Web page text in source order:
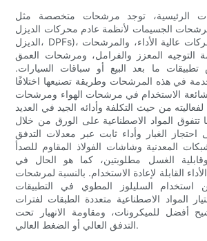
الرئيسية، توجد مرشحات متخصصة مثل
الجسيمات لأنظمة عادم محركات الديزل (مرشحات جسيمات
الديزل، DPFs)، والترشيح الثانوي للمحركات عالية الأداء، والمرشحات
التوجيه المعزز والفرامل، ومرشحات العمق
ما بعد البيع أو سباقات السيارات.
في هذه المرشحات وطريقة تصنيعها اختلافًا
شائعة الاستخدام في مرشحات الهواء ومرشحات
من حيث التكلفة وأدائه الجيد في العديد
تتفوق المواد الاصطناعية على الورق من خلال
الغبار وأداء ثابت عبر معدلات التدفق
المعدنية وشاشات الفولاذ المقاوم للصدأ
وقابلية الغسل مطلوبتين، كما هو الحال في
القابلة لإعادة الاستخدام. بالنسبة لمرشحات
استخدام السليلوز المطوي في التطبيقات
المواد الاصطناعية متعددة الطبقات لفترات
أفضل للميكرونات، ومقاومة الانهيار تحت
التدفق العالي أو الضغط العالي.